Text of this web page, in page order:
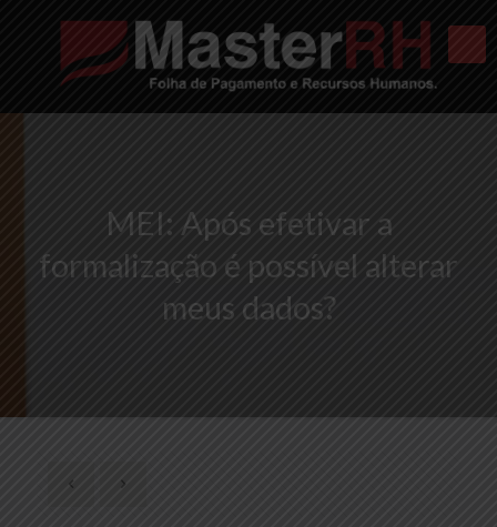
MEI: Após efetivar a
formalização é possível alterar
meus dados?